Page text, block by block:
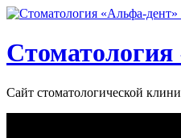
Сайт стоматологической